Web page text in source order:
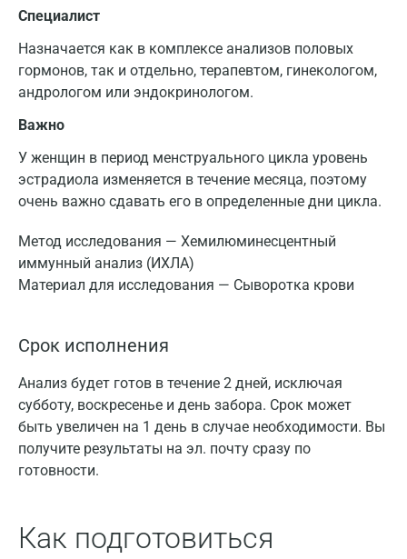
Специалист
Назначается как в комплексе анализов половых
гормонов, так и отдельно, терапевтом, гинекологом,
андрологом или эндокринологом.
Важно
У женщин в период менструального цикла уровень
эстрадиола изменяется в течение месяца, поэтому
очень важно сдавать его в определенные дни цикла.
Метод исследования — Хемилюминесцентный
иммунный анализ (ИХЛА)
Материал для исследования — Сыворотка крови
Срок исполнения
Анализ будет готов в течение 2 дней, исключая
субботу, воскресенье и день забора. Срок может
быть увеличен на 1 день в случае необходимости. Вы
получите результаты на эл. почту сразу по
готовности.
Как подготовиться